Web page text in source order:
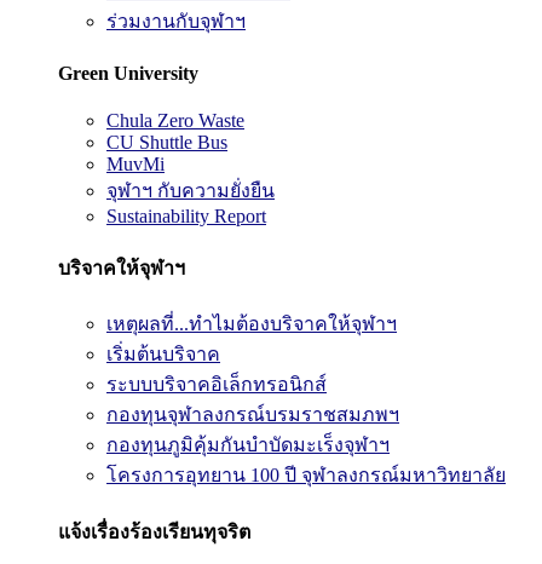
ร่วมงานกับจุฬาฯ
Green University
Chula Zero Waste
CU Shuttle Bus
MuvMi
จุฬาฯ กับความยั่งยืน
Sustainability Report
บริจาคให้จุฬาฯ
เหตุผลที่...ทำไมต้องบริจาคให้จุฬาฯ
เริ่มต้นบริจาค
ระบบบริจาคอิเล็กทรอนิกส์
กองทุนจุฬาลงกรณ์บรมราชสมภพฯ
กองทุนภูมิคุ้มกันบำบัดมะเร็งจุฬาฯ
โครงการอุทยาน 100 ปี จุฬาลงกรณ์มหาวิทยาลัย
แจ้งเรื่องร้องเรียนทุจริต